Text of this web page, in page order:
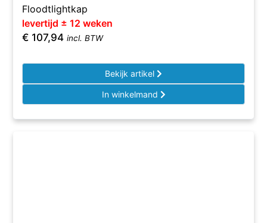
Floodtlightkap
levertijd ± 12 weken
€ 107,94 incl. BTW
Bekijk artikel
In winkelmand